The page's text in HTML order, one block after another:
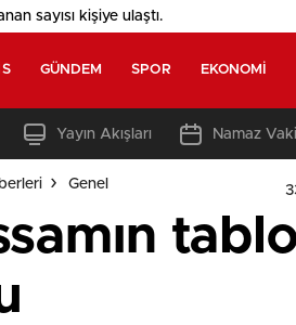
sayısı kişiye ulaştı.
GÜNDEM SPOR EKONOMI
Yayın Akışları Namaz
Genel